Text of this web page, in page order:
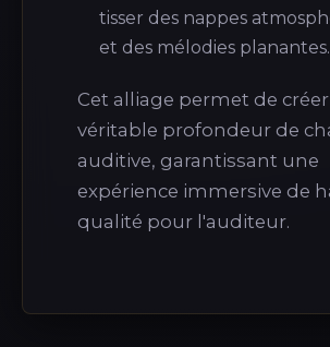
tisser des nappes
et des mélodies planantes.
Cet alliage permet de
véritable profondeur de
auditive, garantissant une
expérience immersive de
qualité pour l'auditeur.